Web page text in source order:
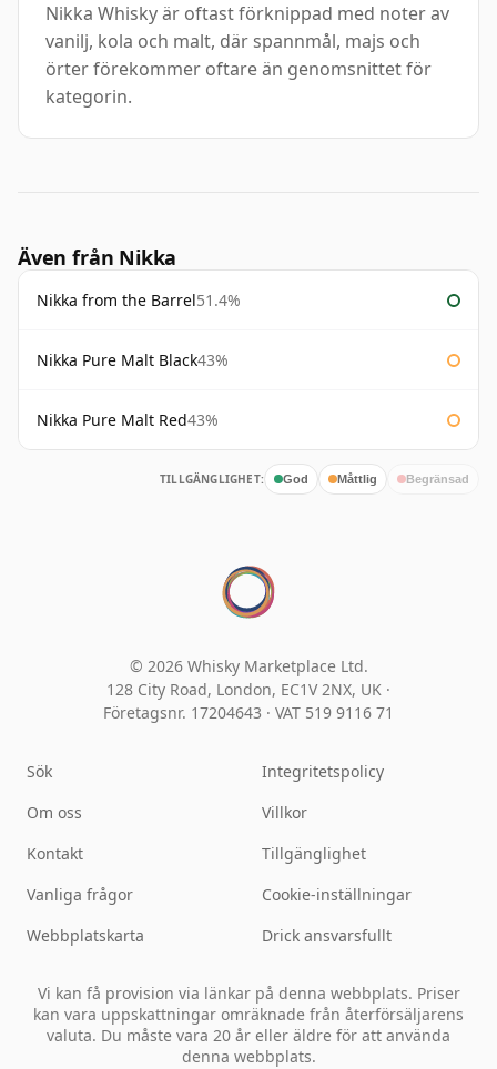
Nikka Whisky är oftast förknippad med noter av
vanilj, kola och malt, där spannmål, majs och
örter förekommer oftare än genomsnittet för
kategorin.
Även från Nikka
Nikka from the Barrel51.4%
Nikka Pure Malt Black43%
Nikka Pure Malt Red43%
TILLGÄNGLIGHET: God Måttlig Begränsad
© 2026 Whisky Marketplace Ltd.
128 City Road, London, EC1V 2NX, UK ·
Företagsnr. 17204643 · VAT 519 9116 71
Sök
Om oss
Kontakt
Vanliga frågor
Webbplatskarta
Integritetspolicy
Villkor
Tillgänglighet
Cookie-inställningar
Drick ansvarsfullt
Vi kan få provision via länkar på denna webbplats. Priser
kan vara uppskattningar omräknade från återförsäljarens
valuta. Du måste vara 20 år eller äldre för att använda
denna webbplats.